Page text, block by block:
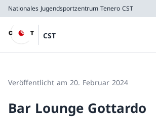
Nationales Jugendsportzentrum Tenero CST
CST
CST
Veröffentlicht am 20. Februar 2024
Bar Lounge Gottardo